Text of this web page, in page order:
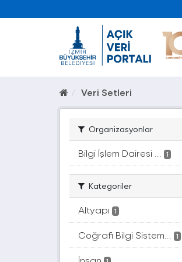
Veri Setleri
Organizasyonlar
Bilgi İşlem Dairesi ... 1
Kategoriler
Altyapı 1
Coğrafi Bilgi Sistem... 1